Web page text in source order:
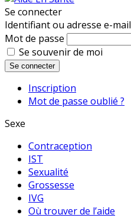
Se connecter
Identifiant ou adresse e-mail
Mot de passe
Se souvenir de moi
Se connecter
Inscription
Mot de passe oublié ?
Sexe
Contraception
IST
Sexualité
Grossesse
IVG
Où trouver de l’aide